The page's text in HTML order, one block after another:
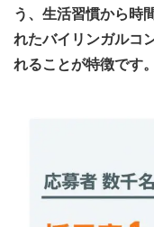
う、生活習慣から時
れたバイリンガルコ
れることが特徴です。